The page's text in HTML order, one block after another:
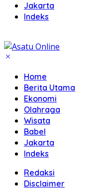
Jakarta
Indeks
Home
Berita Utama
Ekonomi
Olahraga
Wisata
Babel
Jakarta
Indeks
Redaksi
Disclaimer